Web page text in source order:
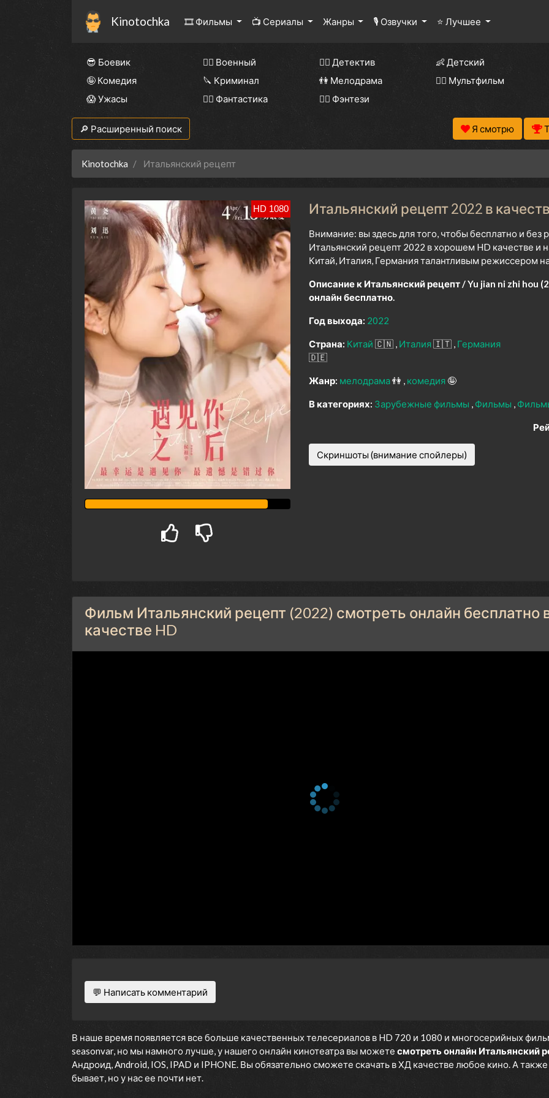
Kinotochka 🎞 Фильмы 📺 Сериалы Жанры 🎙 Озвучки ⭐ Лучшее
😎 Боевик 👨‍✈️ Военный 🕵️‍♂️ Детектив
👶 Детский
🤪 Комедия
🔪 Криминал 👫 Мелодрама
🧚‍♀️ Мультфильм
😱 Ужасы
🧙‍♀️ Фантастика 🧝‍♂️ Фэнтези
🔎 Расширенный поиск Я смотрю
Kinotochka Итальянский рецепт
HD 1080 Итальянский рецепт 2022 в
Внимание: вы здесь для того, чтобы бесплатно и
Итальянский рецепт 2022 в хорошем HD качестве и
Китай, Италия, Германия талантливым режиссером
Описание к Итальянский рецепт / Yu jian ni zhi hou
онлайн бесплатно.
Год выхода: 2022
Страна: Китай 🇨🇳 Италия🇮🇹 Германия
🇩🇪
Жанр: мелодрама👫 комедия 🤪
В категориях: Зарубежные фильмы Фильмы
Скриншоты (внимание спойлеры)
Фильм Итальянский рецепт (2022) смотреть онлайн бесплатно
качестве HD
💬 Написать комментарий
В наше время появляется все больше качественных телесериалов в HD 720 и 1080 и многосерийных
seasonvar, но мы намного лучше, у нашего онлайн кинотеатра вы можете смотреть онлайн Итальянский
Андроид, Android, IOS, IPAD и IPHONE. Вы обязательно сможете скачать в ХД качестве любое кино. А
бывает, но у нас ее почти нет.